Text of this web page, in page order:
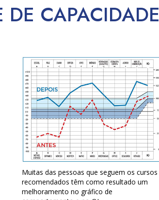
CAPACIDADE
Muitas das pessoas que seguem os cursos
recomendados têm como resultado um
melhoramento no gráfico de